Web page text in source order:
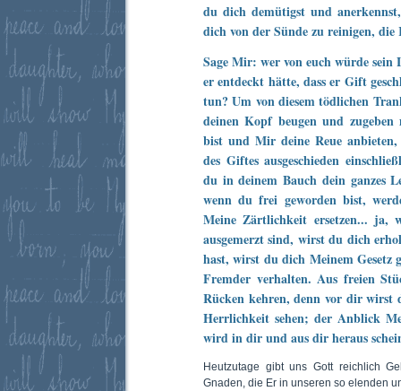
du dich demütigst und
dich von der Sünde zu reinigen, die
Sage Mir: wer von euch würde sein
er entdeckt hätte, dass er Gift
tun? Um von diesem tödlichen
deinen Kopf beugen und zugeben
bist und Mir deine Reue
des Giftes ausgeschieden
du in deinem Bauch dein ganzes
wenn du frei geworden bist,
Meine Zärtlichkeit ersetzen... ja,
ausgemerzt sind, wirst du dich
hast, wirst du dich Meinem Gesetz
Fremder verhalten. Aus freien
Rücken kehren, denn vor dir wirst
Herrlichkeit sehen; der Anblick
wird in dir und aus dir heraus
Heutzutage gibt uns Gott reichlich
Gnaden, die Er in unseren so elenden